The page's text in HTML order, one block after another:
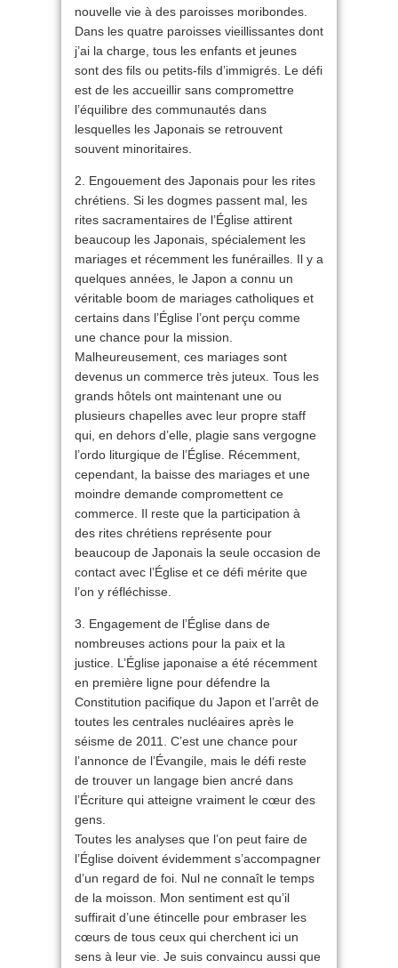
nouvelle vie à des paroisses moribondes.
Dans les quatre paroisses vieillissantes dont
j’ai la charge, tous les enfants et jeunes
sont des fils ou petits-fils d’immigrés. Le défi
est de les accueillir sans compromettre
l’équilibre des communautés dans
lesquelles les Japonais se retrouvent
souvent minoritaires.
2. Engouement des Japonais pour les rites
chrétiens. Si les dogmes passent mal, les
rites sacramentaires de l’Église attirent
beaucoup les Japonais, spécialement les
mariages et récemment les funérailles. Il y a
quelques années, le Japon a connu un
véritable boom de mariages catholiques et
certains dans l’Église l’ont perçu comme
une chance pour la mission.
Malheureusement, ces mariages sont
devenus un commerce très juteux. Tous les
grands hôtels ont maintenant une ou
plusieurs chapelles avec leur propre staff
qui, en dehors d’elle, plagie sans vergogne
l’ordo liturgique de l’Église. Récemment,
cependant, la baisse des mariages et une
moindre demande compromettent ce
commerce. Il reste que la participation à
des rites chrétiens représente pour
beaucoup de Japonais la seule occasion de
contact avec l’Église et ce défi mérite que
l’on y réfléchisse.
3. Engagement de l’Église dans de
nombreuses actions pour la paix et la
justice. L’Église japonaise a été récemment
en première ligne pour défendre la
Constitution pacifique du Japon et l’arrêt de
toutes les centrales nucléaires après le
séisme de 2011. C’est une chance pour
l’annonce de l’Évangile, mais le défi reste
de trouver un langage bien ancré dans
l’Écriture qui atteigne vraiment le cœur des
gens.
Toutes les analyses que l’on peut faire de
l’Église doivent évidemment s’accompagner
d’un regard de foi. Nul ne connaît le temps
de la moisson. Mon sentiment est qu’il
suffirait d’une étincelle pour embraser les
cœurs de tous ceux qui cherchent ici un
sens à leur vie. Je suis convaincu aussi que